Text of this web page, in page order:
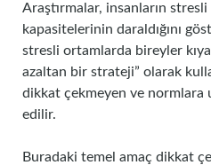
Araştırmalar, insanların
kapasitelerinin daraldığını
stresli ortamlarda bireyler
azaltan bir strateji” olarak
dikkat çekmeyen ve normlara
edilir.
Buradaki temel amaç dikkat